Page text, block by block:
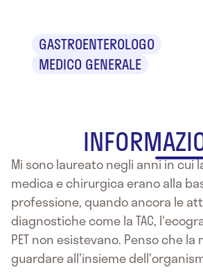
GASTROENTEROLOGO
MEDICO GENERALE
Mi sono laureato negli anni in cui
medica e chirurgica erano alla
professione, quando ancora le
diagnostiche come la TAC,
PET non esistevano. Penso che
guardare all'insieme